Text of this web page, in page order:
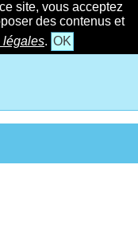
site, vous acceptez
des contenus et
légales. OK